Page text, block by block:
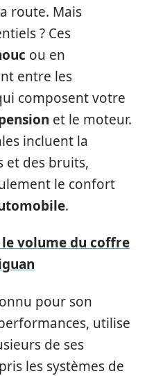
route. Mais
? Ces
ou en
entre les
composent votre
et le moteur.
incluent la
et des bruits,
le confort
.
volume du coffre
pour son
utilise
de ses
les systèmes de